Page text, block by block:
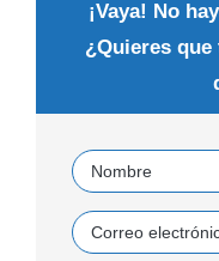
¡Vaya! No
¿Quieres